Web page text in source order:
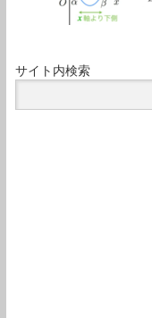
サイト内検索